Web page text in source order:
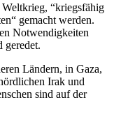
“kriegsfähig
gemacht werden.
Notwendigkeiten
geredet.
Ländern, in Gaza,
Irak und
sind auf der